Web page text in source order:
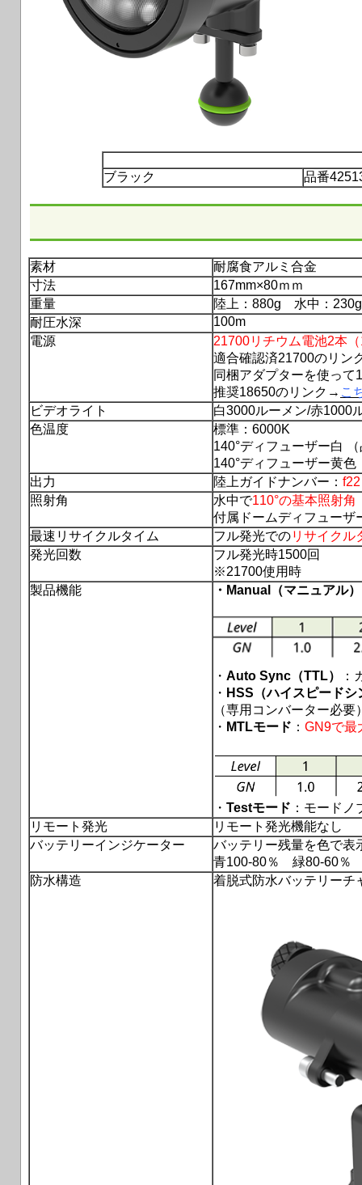
ブラック 品番
素材
耐腐食アルミ合金
寸法
167mm×80ｍｍ
重量
陸上：880g 水中：230g
耐圧水深
100m
電源
21700リチウム電池2本
適合確認済21700のリン
同梱アダプターを使って
推奨18650のリンク→ こ
ビデオライト
白3000ルーメン/赤
色温度
標準：6000K
140°ディフューザー白
140°ディフューザー黄
出力
陸上ガイドナンバー：
照射角
水中で110°の基本照射角
付属ドームディフューザ
最速リサイクルタイム
フル発光でのリサイクル
発光回数
フル発光時1500回
※21700使用時
製品機能
・Manual（マニュアル）
・ Auto Sync（TTL）
：
・ HSS（ハイスピードシ
（専用コンバーター必要
・ MTLモード ： GN9で最
・ Testモード ：モード
リモート発光
リモート発光機能なし
バッテリーインジケーター
バッテリー残量を色で表
青100-80％ 緑80-60
防水構造
着脱式防水バッテリーチ